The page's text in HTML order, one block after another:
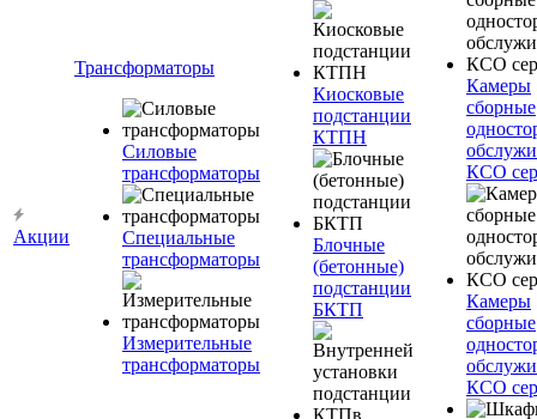
Акции
Трансформаторы
Силовые
трансформаторы
Специальные
трансформаторы
Измерительные
трансформаторы
Киосковые
подстанции
КТПН
Блочные
(бетонные)
подстанции
БКТП
Камеры
сборные
КСО
Камеры
сборные
КСО